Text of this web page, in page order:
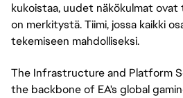
kukoistaa, uudet näkökulmat
on merkitystä. Tiimi, jossa kaikki
tekemiseen mahdolliseksi.
The Infrastructure and Platform
the backbone of EA's global